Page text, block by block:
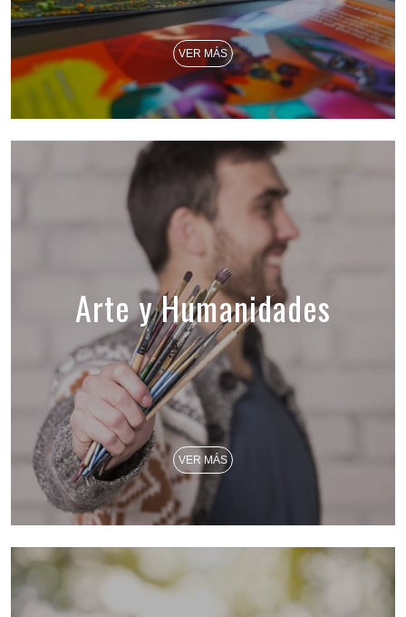
VER MÁS
Arte y Humanidades
VER MÁS